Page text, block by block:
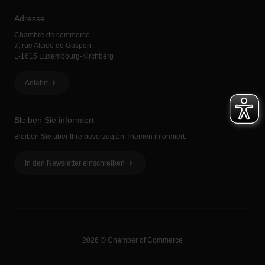
Bleiben Sie informiert
Bleiben Sie über Ihre bevorzugten Themen informiert.
In den Newsletter einschreiben
Adresse
Chambre de commerce
7, rue Alcide de Gasperi
L-1615 Luxembourg-Kirchberg
Anfahrt
2026 © Chamber of Commerce